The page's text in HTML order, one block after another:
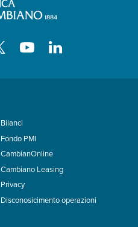
Bilanci
Fondo PMI
CambianOnline
Cambiano Leasing
Privacy
Disconosicimento operazioni